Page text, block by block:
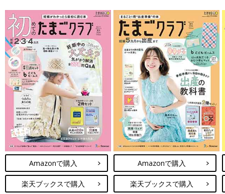
Amazonで購入
楽天ブックスで購入
Amazonで購入
楽天ブックスで購入